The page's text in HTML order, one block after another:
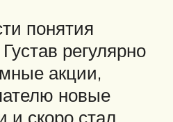
понятия
регулярно
акции,
новые
и скоро стал